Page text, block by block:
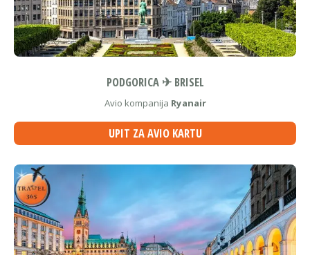
PODGORICA ✈ BRISEL
Avio kompanija Ryanair
UPIT ZA AVIO KARTU